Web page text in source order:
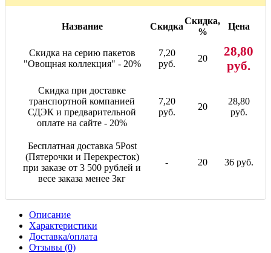
Название Скидка
Скидка,
%
Цена
Скидка на серию пакетов
"Овощная коллекция" - 20%
7,20
руб.
20
28,80
руб.
Скидка при доставке
транспортной компанией
СДЭК и предварительной
оплате на сайте - 20%
7,20
руб.
20
28,80
руб.
Бесплатная доставка 5Post
(Пятерочки и Перекресток)
при заказе от 3 500 рублей и
весе заказа менее 3кг
- 20 36 руб.
Описание
Характеристики
Доставка/оплата
Отзывы (0)